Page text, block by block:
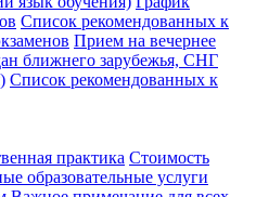
Список рекомендованных к
Прием на вечернее
ближнего зарубежья, СНГ
Список рекомендованных к
практика Стоимость
образовательные услуги